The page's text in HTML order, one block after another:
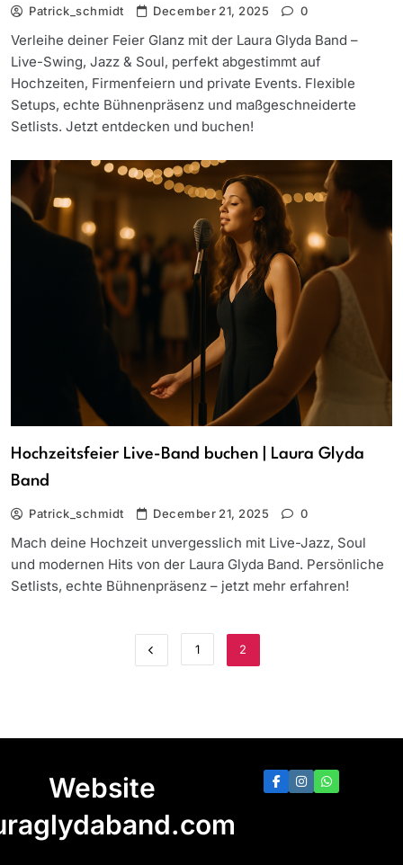
Patrick_schmidt December 21, 2025 0
Verleihe deiner Feier Glanz mit der Laura Glyda Band –
Live-Swing, Jazz & Soul, perfekt abgestimmt auf
Hochzeiten, Firmenfeiern und private Events. Flexible
Setups, echte Bühnenpräsenz und maßgeschneiderte
Setlists. Jetzt entdecken und buchen!
Hochzeitsfeier Live-Band buchen | Laura Glyda
Band
Patrick_schmidt December 21, 2025 0
Mach deine Hochzeit unvergesslich mit Live-Jazz, Soul
und modernen Hits von der Laura Glyda Band. Persönliche
Setlists, echte Bühnenpräsenz – jetzt mehr erfahren!
1 2
Website